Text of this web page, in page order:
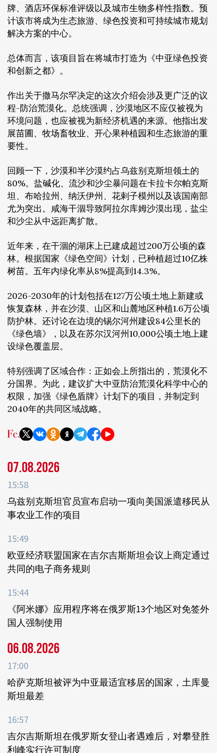
牌、酒店环保标准评级以及城市生物多样性指数。预
计该市将成为生态旅游、绿色投资和可持续城市规划
解决方案的中心。
总体而言，该项目旨在将城市打造为《中亚绿色投资
和创新之都》。
作出关于撒马尔罕决定的这次介绍会涉及更广泛的议
程-防治荒漠化。总统强调，沙漠地区不应仅被视为
环境问题，也应被视为新经济机遇的来源。他指出发
展苗圃、牧场畜牧业、开心果种植园和生态旅游的重
要性。
回顾一下，沙漠和半沙漠约占乌兹别克斯坦领土的
80%。盐碱化、流沙和沙尘暴问题在卡拉卡尔帕克斯
坦、布哈拉州、纳沃伊州、花剌子模州以及该国南部
尤为突出。咸海干涸导致阿拉尔库姆沙漠出现，盐尘
和沙尘从中远距离扩散。
近年来，在干涸的湖床上已建成超过200万公顷的森
林。根据国家《绿色空间》计划，已种植超过10亿株
树苗。五年内绿化率从8%提高到14.3%。
2026-2030年的计划包括在127万公顷土地上新建或
恢复森林，并在沙漠、山区和山麓地区种植1.6万公顷
防护林。还讨论在边境的锡尔河州建设84公里长的
《绿色墙》，以及在苏尔汉河州10,000公顷土地上建
设绿色覆盖层。
特别强调了区域合作：正如会上所指出的，荒漠化不
分国界。为此，建议扩大中亚防治荒漠化科学中心的
权限，加强《绿色盾牌》计划下的项目，并制定到
2040年的共同区域战略。
07.08.2026
15:58
乌兹别克斯坦官员宣布启动一项向美国派遣移民从
事农业工作的项目
15:49
欧亚经济联盟国家在吉尔吉斯斯坦会议上商定通过
共同的电子商务规则
15:44
《阿米娜》应用程序将在俄罗斯13个地区对免签外
国人强制使用
06.08.2026
17:00
哈萨克斯坦被评为中亚最适宜移居的国家，土库曼
斯坦最差
16:57
吉尔吉斯斯坦在俄罗斯女登山者遇难后，对攀登胜
利峰实行许可制度